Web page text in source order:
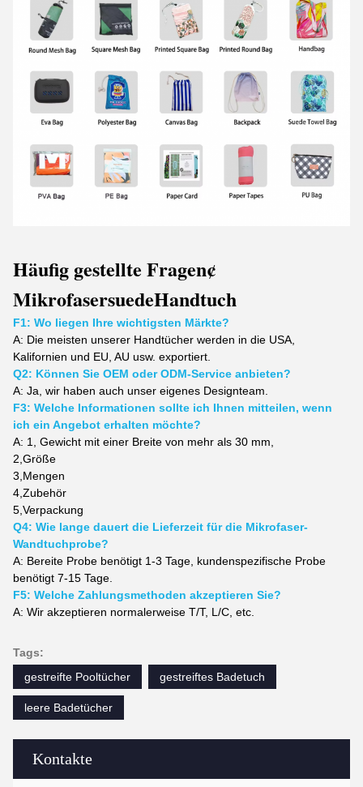
Kontakte
Häufig gestellte Fragen¢
MikrofasersuedeHandtuch
F1: Wo liegen Ihre wichtigsten Märkte?
A: Die meisten unserer Handtücher werden in die USA,
Kalifornien und EU, AU usw. exportiert.
Q2: Können Sie OEM oder ODM-Service anbieten?
A: Ja, wir haben auch unser eigenes Designteam.
F3: Welche Informationen sollte ich Ihnen mitteilen, wenn
ich ein Angebot erhalten möchte?
A: 1, Gewicht mit einer Breite von mehr als 30 mm,
2, Größe
3, Mengen
4, Zubehör
5, Verpackung
Q4: Wie lange dauert die Lieferzeit für die Mikrofaser-
Wandtuchprobe?
A: Bereite Probe benötigt 1-3 Tage, kundenspezifische Probe
benötigt 7-15 Tage.
F5: Welche Zahlungsmethoden akzeptieren Sie?
A: Wir akzeptieren normalerweise T/T, L/C, etc.
Tags:
gestreifte Pooltücher
gestreiftes Badetuch
leere Badetücher